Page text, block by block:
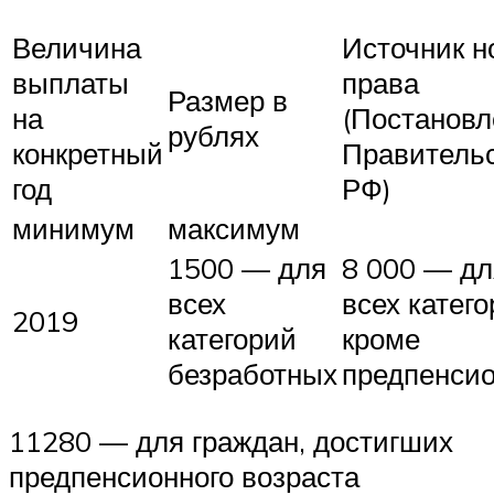
Величина
выплаты
на
конкретный
год
Размер в
рублях
Источник
права
РФ)
минимум
максимум
2019
1500 — для
всех
категорий
безработных
8 000 —
всех
кроме
11280 — для граждан, достигших
предпенсионного возраста